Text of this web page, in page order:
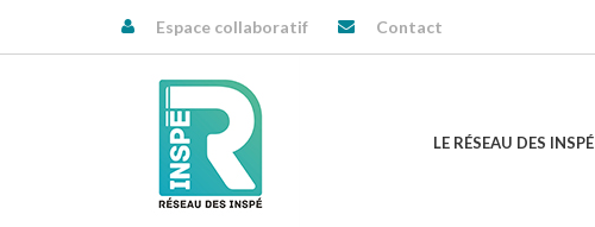
Espace collaboratif Contact
LE RÉSEAU DES INSPÉ